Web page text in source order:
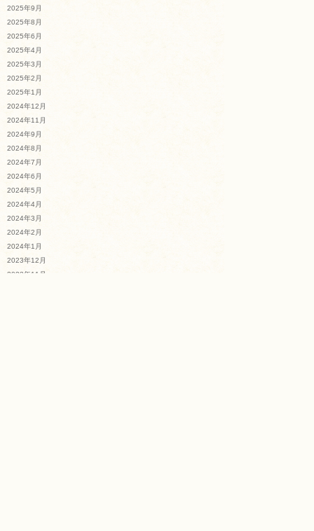
2025年9月
2025年8月
2025年6月
2025年4月
2025年3月
2025年2月
2025年1月
2024年12月
2024年11月
2024年9月
2024年8月
2024年7月
2024年6月
2024年5月
2024年4月
2024年3月
2024年2月
2024年1月
2023年12月
2023年11月